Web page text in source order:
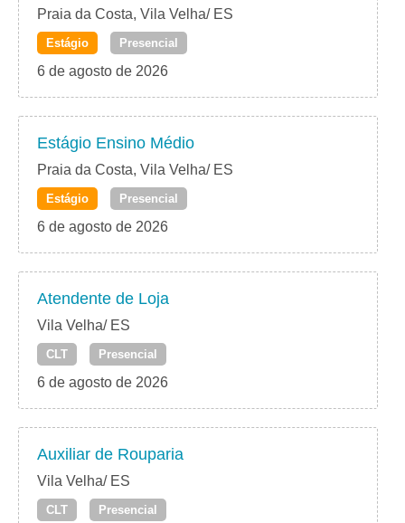
Praia da Costa, Vila Velha/ ES
Estágio Presencial
6 de agosto de 2026
Estágio Ensino Médio
Praia da Costa, Vila Velha/ ES
Estágio Presencial
6 de agosto de 2026
Atendente de Loja
Vila Velha/ ES
CLT Presencial
6 de agosto de 2026
Auxiliar de Rouparia
Vila Velha/ ES
CLT Presencial